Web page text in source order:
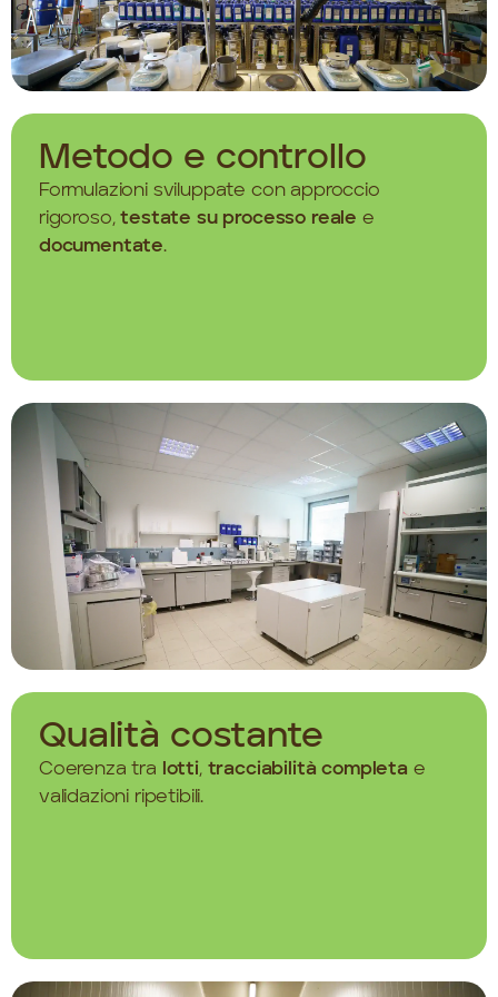
Metodo e controllo
Formulazioni sviluppate con approccio
rigoroso,testate su processo reale e
documentate.
Qualità costante
Coerenza tra lotti, tracciabilità completa e
validazioni ripetibili.